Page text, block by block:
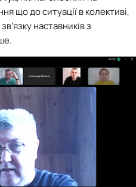
що до ситуації в колективі,
наставників з